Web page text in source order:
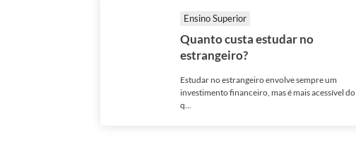
Ensino Superior
Quanto custa estudar no
estrangeiro?
Estudar no estrangeiro envolve sempre um
investimento financeiro, mas é mais acessível do
q...